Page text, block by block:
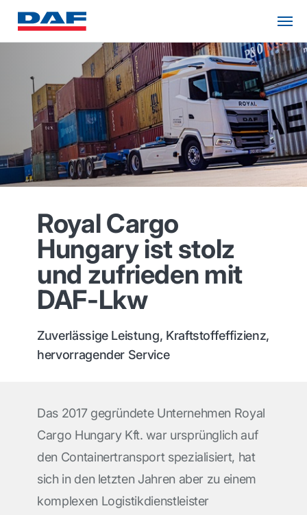
Royal Cargo
Hungary ist stolz
und zufrieden mit
DAF-Lkw
Zuverlässige Leistung, Kraftstoffeffizienz,
hervorragender Service
Das 2017 gegründete Unternehmen Royal
Cargo Hungary Kft. war ursprünglich auf
den Containertransport spezialisiert, hat
sich in den letzten Jahren aber zu einem
komplexen Logistikdienstleister